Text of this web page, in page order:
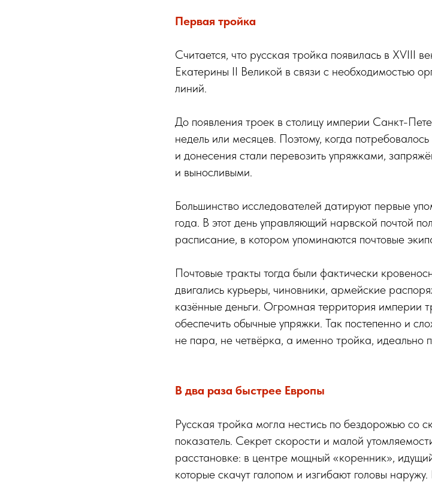
Первая тройка
Считается, что русская тройка появилась в XVIII
Екатерины II Великой в связи с необходимостью
линий.
До появления троек в столицу империи Санкт-
недель или месяцев. Поэтому, когда
и донесения стали перевозить упряжками,
и выносливыми.
Большинство исследователей датируют первые
года. В этот день управляющий нарвской почтой
расписание, в котором упоминаются почтовые
Почтовые тракты тогда были фактически
двигались курьеры, чиновники, армейские
казённые деньги. Огромная территория империи
обеспечить обычные упряжки. Так постепенно и
не пара, не четвёрка, а именно тройка, идеально
В два раза быстрее Европы
Русская тройка могла нестись по бездорожью
показатель. Секрет скорости и малой
расстановке: в центре мощный «коренник»,
которые скачут галопом и изгибают головы